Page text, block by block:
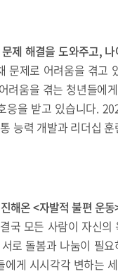
제 해결을 도와주고,
문제로 어려움을 겪고
려움을 겪는 청년들에
응을 받고 있습니다.
능력 개발과 리더십
해온<자발적 불편 운동
국 모든 사람이 자신
로 돌봄과 나눔이 필
게 시시각각 변하는